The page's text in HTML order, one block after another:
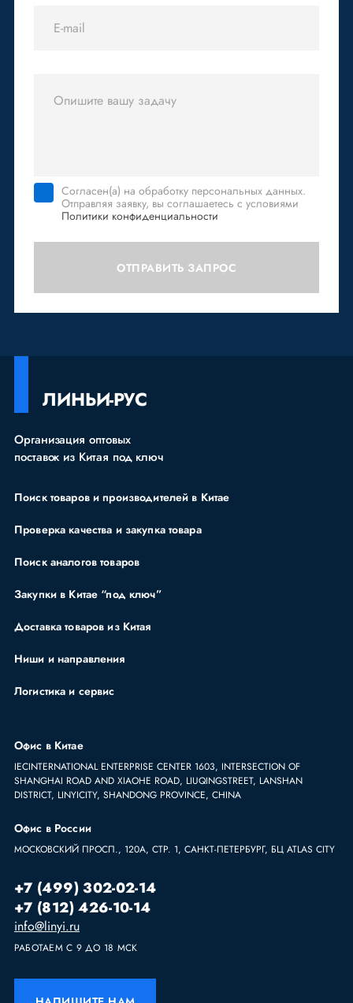
Согласен(а) на обработку персональных данных.
Отправляя заявку, вы соглашаетесь с условиями
Политики конфиденциальности
ОТПРАВИТЬ ЗАПРОС
ЛИНЬИ-РУС
Организация оптовых
поставок из Китая под ключ
Поиск товаров и производителей в Китае
Проверка качества и закупка товара
Поиск аналогов товаров
Закупки в Китае “под ключ”
Доставка товаров из Китая
Ниши и направления
Логистика и сервис
Офис в Китае
IECINTERNATIONAL ENTERPRISE CENTER 1603, INTERSECTION OF
SHANGHAI ROAD AND XIAOHE ROAD, LIUQINGSTREET, LANSHAN
DISTRICT, LINYICITY, SHANDONG PROVINCE, CHINA
Офис в России
МОСКОВСКИЙ ПРОСП., 120А, СТР. 1, САНКТ-ПЕТЕРБУРГ, БЦ ATLAS CITY
+7 (499) 302-02-14
+7 (812) 426-10-14
info@linyi.ru
РАБОТАЕМ С 9 ДО 18 МСК